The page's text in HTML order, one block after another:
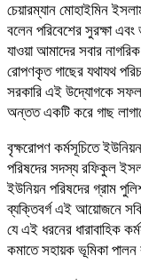
চেয়ারম্যান মোহাইমিন
বলেন পরিবেশের সুরক্ষা
যাওয়া আমাদের সবার
রোপণকৃত গাছের যথাযথ
সরকারি এই উদ্যোগকে সফল
অন্তত একটি করে গাছ
বৃক্ষরোপণ কর্মসূচিতে
পরিষদের সদস্য রফিকুল
ইউনিয়ন পরিষদের গ্রাম
ব্যক্তিবর্গ এই আয়োজনে
যে এই ধরনের ধারাবাহিক
কমাতে সহায়ক ভূমিকা